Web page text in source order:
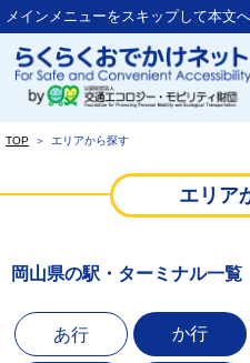
メインメニューをスキップして本文
TOP ＞ エリアから探す
エリア
岡山県の駅・ターミナル一覧
あ行 か行